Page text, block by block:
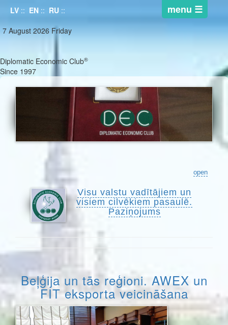
LV :: EN :: RU ::
7 August 2026 Friday
Diplomatic Economic Club®
Since 1997
open
Visu valstu vadītājiem un
visiem cilvēkiem pasaulē.
Paziņojums
Beļģija un tās reģioni. AWEX un
FIT eksporta veicināšana